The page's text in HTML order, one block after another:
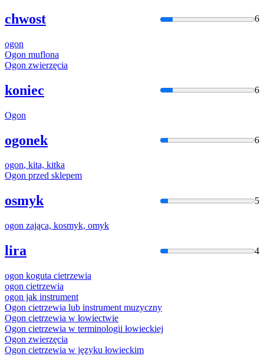
chwost 6
ogon
Ogon muflona
Ogon zwierzęcia
koniec 6
Ogon
ogonek 6
ogon, kita, kitka
Ogon przed sklepem
osmyk 5
ogon zająca, kosmyk, omyk
lira 4
ogon koguta cietrzewia
ogon cietrzewia
ogon jak instrument
Ogon cietrzewia lub instrument muzyczny
Ogon cietrzewia w łowiectwie
Ogon cietrzewia w terminologii łowieckiej
Ogon zwierzęcia
Ogon cietrzewia w języku łowieckim